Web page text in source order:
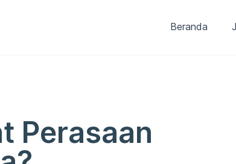
Beranda
Perasaan